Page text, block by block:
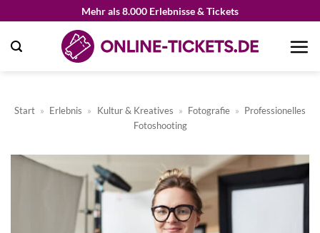
springen
Mehr als 8.000 Erlebnisse & Tickets
Start » Erlebnis » Kultur & Kreatives » Fotografie » Professionelles
Fotoshooting